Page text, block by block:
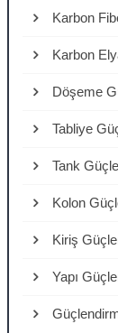
Karbon
Karbon
Döşeme
Tabliye
Tank
Kolon
Kiriş
Yapı